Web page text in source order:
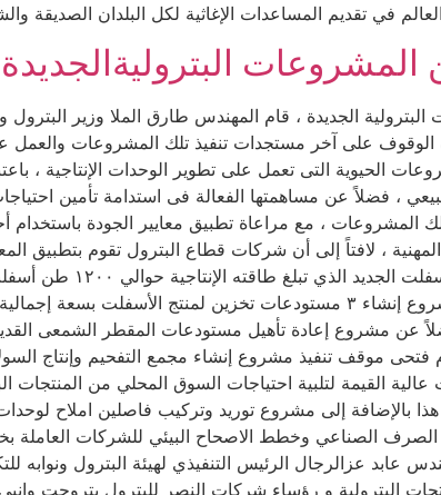
في تقديم المساعدات الإغاثية لكل البلدان الصديقة
المشروعات
الجديدة ، قام المهندس طارق الملا وزير البترول
على آخر مستجدات تنفيذ تلك المشروعات والعمل
الحيوية التى تعمل على تطوير الوحدات الإنتاجية ،
، فضلاً عن مساهمتها الفعالة فى استدامة تأمين
تلك المشروعات ، مع مراعاة تطبيق معايير الجودة
، لافتاً إلى أن شركات قطاع البترول تقوم بتطبيق
فتحى موقف تنفيذ مشروع إنشاء مجمع التفحيم وإنتاج
القيمة لتلبية احتياجات السوق المحلي من المنتجات
الصناعي وخطط الاصحاح البيئي للشركات
عابد عزالرجال الرئيس التنفيذي لهيئة البترول ونوابه
البترولية و رؤساء شركات النصر للبترول بتروجت